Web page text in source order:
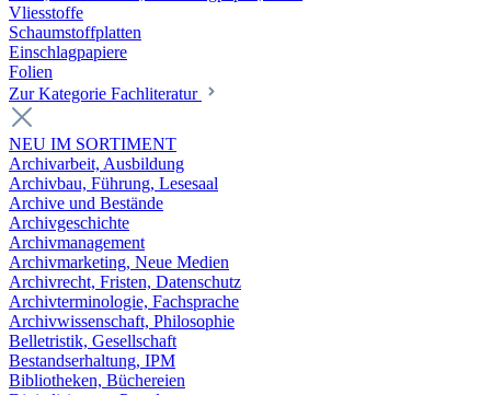
Vliesstoffe
Schaumstoffplatten
Einschlagpapiere
Folien
Zur Kategorie Fachliteratur
NEU IM SORTIMENT
Archivarbeit, Ausbildung
Archivbau, Führung, Lesesaal
Archive und Bestände
Archivgeschichte
Archivmanagement
Archivmarketing, Neue Medien
Archivrecht, Fristen, Datenschutz
Archivterminologie, Fachsprache
Archivwissenschaft, Philosophie
Belletristik, Gesellschaft
Bestandserhaltung, IPM
Bibliotheken, Büchereien